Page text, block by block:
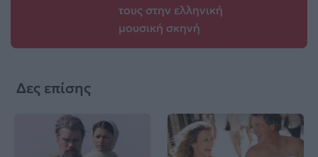
τους στην ελληνική
μουσική σκηνή
Δες επίσης